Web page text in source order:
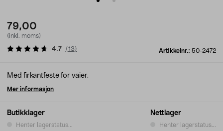
79,00
(inkl. moms)
Artikkelnr.: 50-2472
4.7 (13)
Butikklager
Henter lagerstatus...
Nettlager
Henter lagerstatus...
Med firkantfeste for vaier.
Mer informasjon